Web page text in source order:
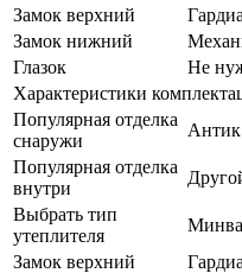
Замок верхний
Замок нижний
Глазок
Не
Характеристики
Популярная отделка
снаружи
Популярная отделка
внутри
Выбрать тип
утеплителя
Замок верхний